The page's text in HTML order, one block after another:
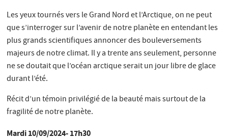
Les yeux tournés vers le Grand Nord et l’Arctique, on ne peut
que s’interroger sur l’avenir de notre planète en entendant les
plus grands scientifiques annoncer des bouleversements
majeurs de notre climat. Il y a trente ans seulement, personne
ne se doutait que l’océan arctique serait un jour libre de glace
durant l’été.
Récit d’un témoin privilégié de la beauté mais surtout de la
fragilité de notre planète.
Mardi 10/09/2024- 17h30